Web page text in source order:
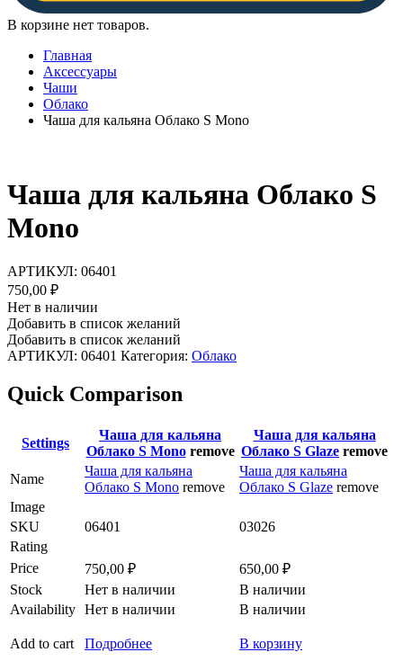
В корзине нет товаров.
Главная
Аксессуары
Чаши
Облако
Чаша для кальяна Облако S Mono
Чаша для кальяна Облако S
Mono
АРТИКУЛ: 06401
750,00 ₽
Нет в наличии
Добавить в список желаний
Добавить в список желаний
АРТИКУЛ: 06401 Категория: Облако
Quick Comparison
Settings
Чаша для кальяна
Облако S Mono remove
Чаша для кальяна
Облако S Glaze remove
Name
Чаша для кальяна
Облако S Mono remove
Чаша для кальяна
Облако S Glaze remove
Image
SKU
06401
03026
Rating
Price
750,00 ₽ 650,00 ₽
Stock
Нет в наличии
В наличии
Availability Нет в наличии В наличии
Add to cart Подробнее В корзину